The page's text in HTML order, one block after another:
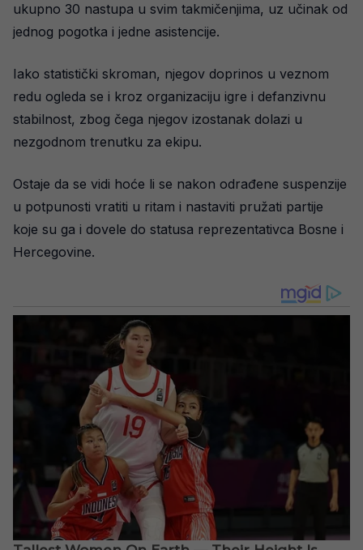
ukupno 30 nastupa u svim takmičenjima, uz učinak od
jednog pogotka i jedne asistencije.
Iako statistički skroman, njegov doprinos u veznom
redu ogleda se i kroz organizaciju igre i defanzivnu
stabilnost, zbog čega njegov izostanak dolazi u
nezgodnom trenutku za ekipu.
Ostaje da se vidi hoće li se nakon odrađene suspenzije
u potpunosti vratiti u ritam i nastaviti pružati partije
koje su ga i dovele do statusa reprezentativca Bosne i
Hercegovine.